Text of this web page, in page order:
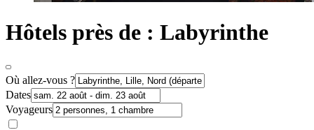
Hôtels près de : Labyrinthe
Où allez-vous ?
Dates
Voyageurs